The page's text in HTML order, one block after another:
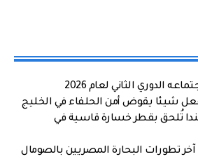
الدوري الثاني لعام 2026
شيئا يقوض أمن الحلفاء في الخليج
تُلحق بقطر خسارة قاسية في
تطورات البحارة المصريين بالصومال